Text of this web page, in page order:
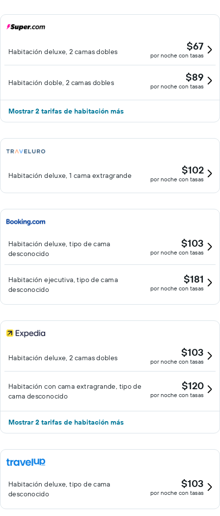
Habitación deluxe, 2 camas dobles $67
por noche con tasas
Habitación doble, 2 camas dobles $89
por noche con tasas
Mostrar 2 tarifas de habitación más
Habitación deluxe, 1 cama extragrande $102
por noche con tasas
Habitación deluxe, tipo de cama
desconocido
$103
por noche con tasas
Habitación ejecutiva, tipo de cama
desconocido
$181
por noche con tasas
Habitación deluxe, 2 camas dobles $103
por noche con tasas
Habitación con cama extragrande, tipo de
cama desconocido
$120
por noche con tasas
Mostrar 2 tarifas de habitación más
Habitación deluxe, tipo de cama
desconocido
$103
por noche con tasas